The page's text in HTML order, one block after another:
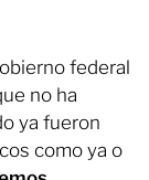
federal
no ha
ya fueron
como ya o